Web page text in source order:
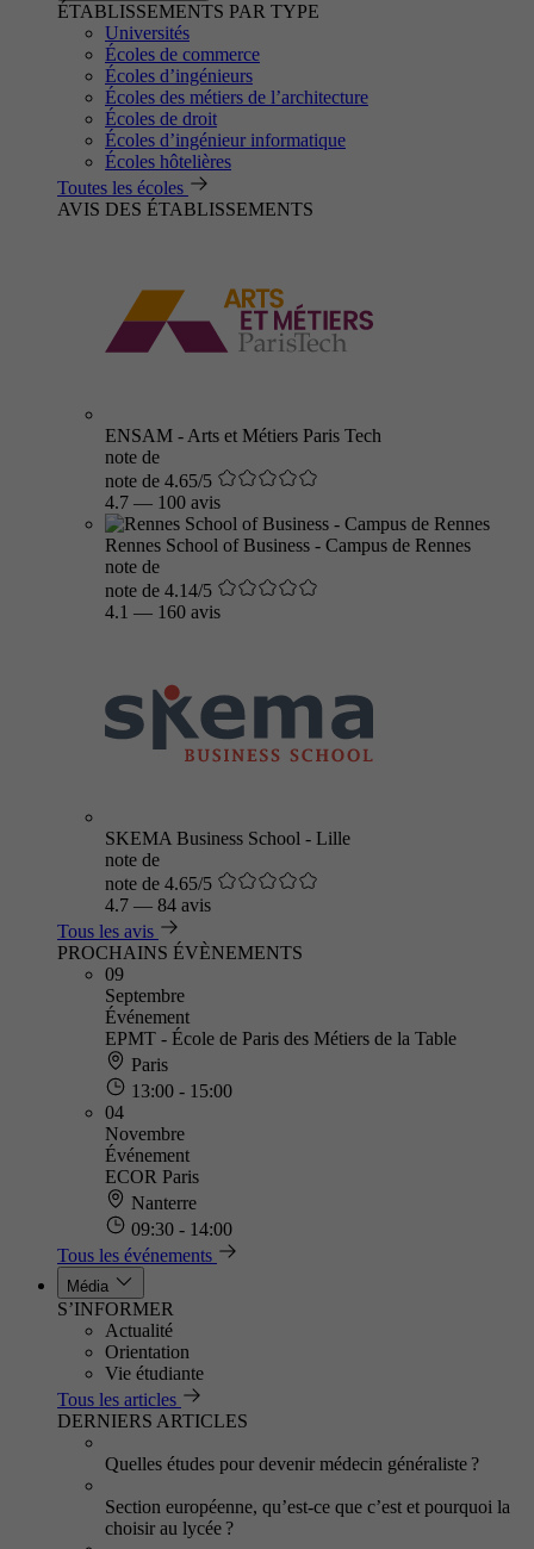
ÉTABLISSEMENTS PAR TYPE
Universités
Écoles de commerce
Écoles d’ingénieurs
Écoles des métiers de l’architecture
Écoles de droit
Écoles d’ingénieur informatique
Écoles hôtelières
Toutes les écoles
AVIS DES ÉTABLISSEMENTS
ENSAM - Arts et Métiers Paris Tech
note de
note de 4.65/5
4.7 — 100 avis
Rennes School of Business - Campus de Rennes
note de
note de 4.14/5
4.1 — 160 avis
SKEMA Business School - Lille
note de
note de 4.65/5
4.7 — 84 avis
Tous les avis
PROCHAINS ÉVÈNEMENTS
09
Septembre
Événement
EPMT - École de Paris des Métiers de la Table
Paris
13:00 - 15:00
04
Novembre
Événement
ECOR Paris
Nanterre
09:30 - 14:00
Tous les événements
Média
S’INFORMER
Actualité
Orientation
Vie étudiante
Tous les articles
DERNIERS ARTICLES
Quelles études pour devenir médecin généraliste ?
Section européenne, qu’est-ce que c’est et pourquoi la
choisir au lycée ?